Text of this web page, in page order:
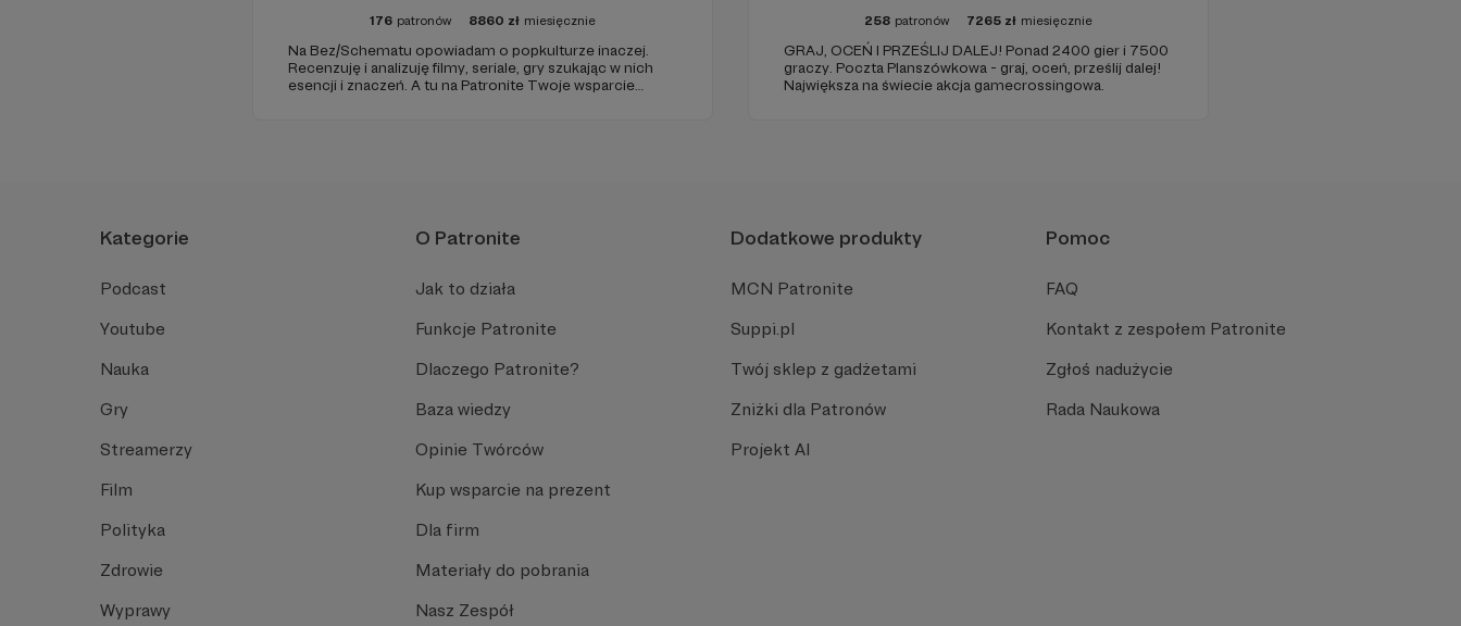
176 patronów 8860 zł miesięcznie
Na Bez/Schematu opowiadam o popkulturze inaczej.
Recenzuję i analizuję filmy, seriale, gry szukając w nich
esencji i znaczeń. A tu na Patronite Twoje wsparcie
258 patronów 7265 zł miesięcznie
GRAJ, OCEŃ I PRZEŚLIJ DALEJ! Ponad 2400 gier i 7500
graczy. Poczta Planszówkowa - graj, oceń, prześlij dalej!
Największa na świecie akcja gamecrossingowa.
Kategorie
Podcast
Youtube
Nauka
Gry
Streamerzy
Film
Polityka
Zdrowie
Wyprawy
O Patronite
Jak to działa
Funkcje Patronite
Dlaczego Patronite?
Baza wiedzy
Opinie Twórców
Kup wsparcie na prezent
Dla firm
Materiały do pobrania
Nasz Zespół
Dodatkowe produkty
MCN Patronite
Suppi.pl
Twój sklep z gadżetami
Zniżki dla Patronów
Projekt AI
Pomoc
FAQ
Kontakt z zespołem Patronite
Zgłoś nadużycie
Rada Naukowa